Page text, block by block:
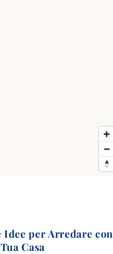
per Arredare con
Casa